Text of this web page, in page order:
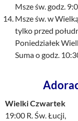
Msze św. godz.
Msze św. w
tylko przed
Poniedziałek
Suma o godz.
Wielki Czwartek
19:00 R. Św. Łucji,